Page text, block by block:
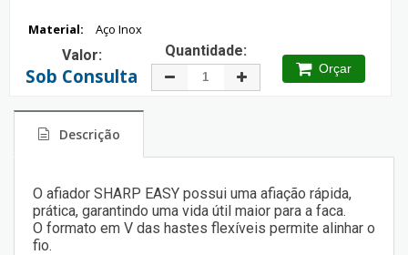
Material: Aço Inox
Valor:
Sob Consulta
Quantidade:
Orçar
Descrição
O afiador SHARP EASY possui uma afiação rápida,
prática, garantindo uma vida útil maior para a faca.
O formato em V das hastes flexíveis permite alinhar o
fio.